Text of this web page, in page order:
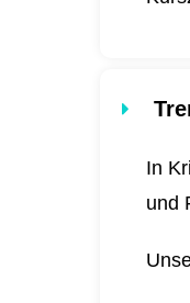
In
und